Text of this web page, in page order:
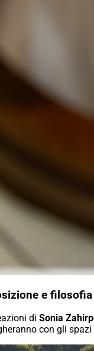
e
di Sonia
con gli spazi